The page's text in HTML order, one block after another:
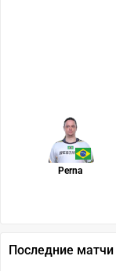
Perna
Последние матчи